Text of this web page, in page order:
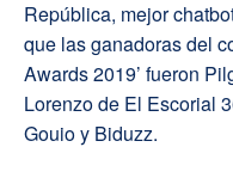
República, mejor
que las ganadoras del
Awards 2019’ fueron
Lorenzo de El Escorial
Gouio y Biduzz.